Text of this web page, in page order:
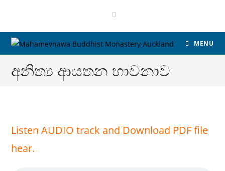
MENU
අනිත්‍ය ආයතන භාවනාව
Listen AUDIO track and Download PDF file
hear.